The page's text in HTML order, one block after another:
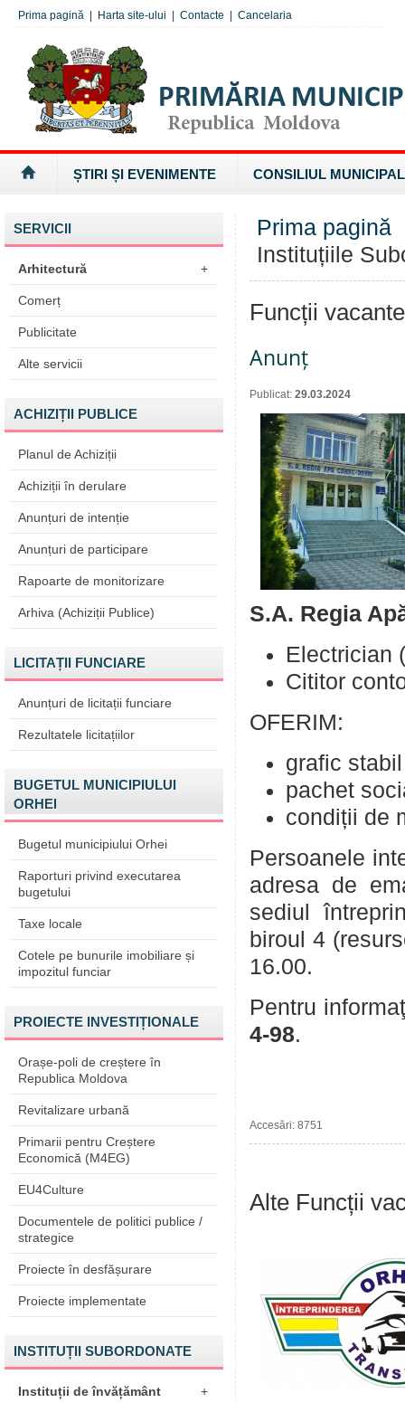
Prima pagină Harta site-ului Contacte Cancelaria
ȘTIRI ȘI EVENIMENTE CONSILIUL MUNICIPAL
SERVICII
Arhitectură +
Comerț
Publicitate
Alte servicii
ACHIZIȚII PUBLICE
Planul de Achiziții
Achiziții în derulare
Anunțuri de intenție
Anunțuri de participare
Rapoarte de monitorizare
Arhiva (Achiziții Publice)
LICITAȚII FUNCIARE
Anunțuri de licitații funciare
Rezultatele licitațiilor
BUGETUL MUNICIPIULUI
ORHEI
Bugetul municipiului Orhei
Raporturi privind executarea
bugetului
Taxe locale
Cotele pe bunurile imobiliare și
impozitul funciar
PROIECTE INVESTIȚIONALE
Orașe-poli de creștere în
Republica Moldova
Revitalizare urbană
Primarii pentru Creștere
Economică (M4EG)
EU4Culture
Documentele de politici publice /
strategice
Proiecte în desfășurare
Proiecte implementate
INSTITUȚII SUBORDONATE
Instituții de învățământ +
Prima pagină
Instituțiile
Funcții
Anunț
Publicat: 29.03.2024
S.A. Regia
Electrician
Cititor
OFERIM:
grafic
pachet
condiții de
Persoanele
adresa de
sediul
biroul 4
16.00.
Pentru
4-98.
Accesări: 8751
Alte Funcții